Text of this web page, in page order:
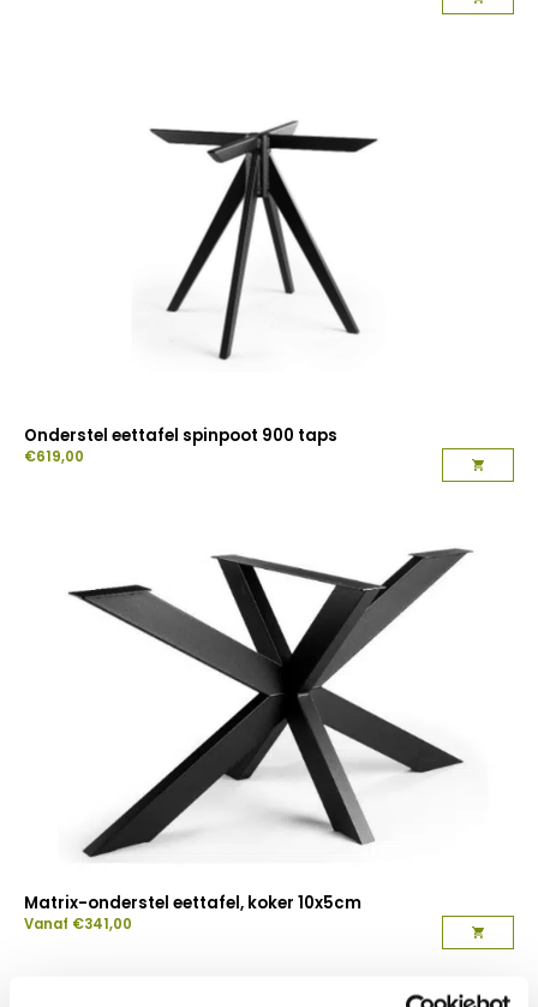
Onderstel eettafel spinpoot 900 taps
€619,00
Matrix-onderstel eettafel, koker 10x5cm
Vanaf €341,00